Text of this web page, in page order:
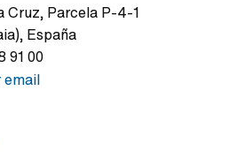
Cruz, Parcela P-4-1
, España
91 00